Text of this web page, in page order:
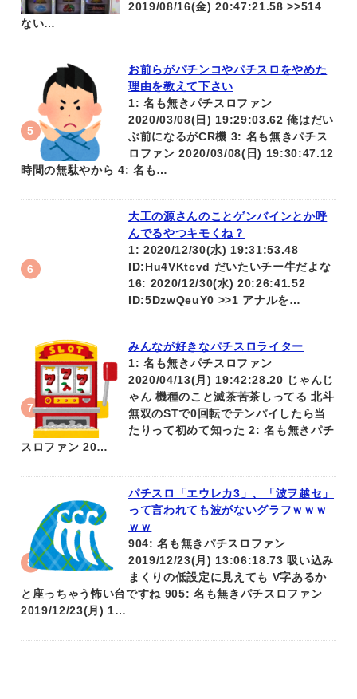
2019/08/16(金) 20:47:21.58 >>514
ない…
お前らがパチンコやパチスロをやめた
理由を教えて下さい
1: 名も無きパチスロファン
2020/03/08(日) 19:29:03.62 俺はだい
ぶ前になるがCR機 3: 名も無きパチス
ロファン 2020/03/08(日) 19:30:47.12
時間の無駄やから 4: 名も…
大工の源さんのことゲンバインとか呼
んでるやつキモくね？
1: 2020/12/30(水) 19:31:53.48
ID:Hu4VKtcvd だいたいチー牛だよな
16: 2020/12/30(水) 20:26:41.52
ID:5DzwQeuY0 >>1 アナルを…
みんなが好きなパチスロライター
1: 名も無きパチスロファン
2020/04/13(月) 19:42:28.20 じゃんじ
ゃん 機種のこと滅茶苦茶しってる 北斗
無双のSTで0回転でテンパイしたら当
たりって初めて知った 2: 名も無きパチ
スロファン 20…
パチスロ「エウレカ3」、「波ヲ越セ」
って言われても波がないグラフｗｗｗ
ｗｗ
904: 名も無きパチスロファン
2019/12/23(月) 13:06:18.73 吸い込み
まくりの低設定に見えても V字あるか
と座っちゃう怖い台ですね 905: 名も無きパチスロファン
2019/12/23(月) 1…